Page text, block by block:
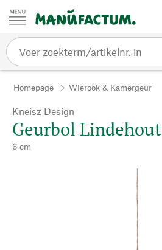
Passer au contenu
Homepage Wierook & Kamergeur
Kneisz Design
Geurbol Lindehout
6 cm